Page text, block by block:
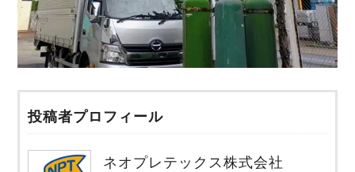
投稿者プロフィール
ネオプレテックス株式会社